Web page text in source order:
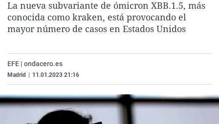
La rosa de los vientos
Gente viajera
Caso
Retornados
Extremadura
Galicia
Virales
Televisión
La nueva subvariante de ómicron XBB.1.5, más
conocida como kraken, está provocando el
mayor número de casos en Estados Unidos
EFE | ondacero.es
Madrid 11.01.2023 21:16